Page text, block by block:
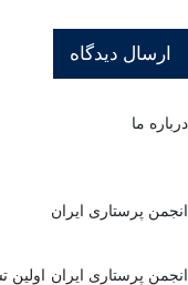
درباره ما
انجمن پرستاری ایران